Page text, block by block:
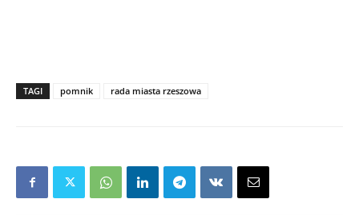
TAGI pomnik rada miasta rzeszowa